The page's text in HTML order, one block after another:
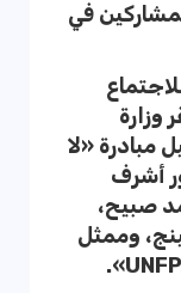
في
وزارة
مبادرة «لا
أشرف
صبيح،
وممثل